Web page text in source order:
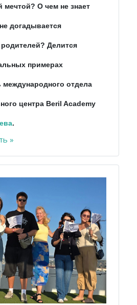
мечтой? О чем не знает
догадывается
Делится
примерах
международного отдела
центра Beril Academy
.
»